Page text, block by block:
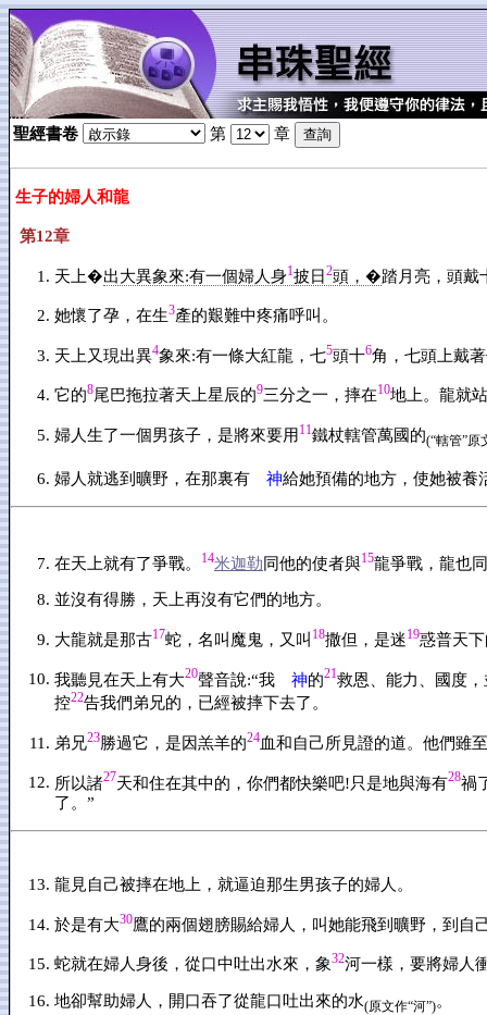
聖經書卷 第 章
生子的婦人和龍
第12章
天上�出大異象來:有一個婦人身1披日2頭，�踏月亮，頭戴
她懷了孕，在生3產的艱難中疼痛呼叫。
天上又現出異4象來:有一條大紅龍，七5頭十6角，七頭上戴
它的8尾巴拖拉著天上星辰的9三分之一，摔在10地上。龍就
婦人生了一個男孩子，是將來要用 11鐵杖轄管萬國的(“轄管”原
婦人就逃到曠野，在那裏有 神給她預備的地方，使她被養
在天上就有了爭戰。 14米迦勒同他的使者與15龍爭戰，龍也
並沒有得勝，天上再沒有它們的地方。
大龍就是那古17蛇，名叫魔鬼，又叫 18撒但，是迷19惑普天
我聽見在天上有大20聲音說:“我 神的21救恩、能力、國度，
控22告我們弟兄的，已經被摔下去了。
弟兄23勝過它，是因羔羊的24血和自己所見證的道。他們雖
所以諸27天和住在其中的，你們都快樂吧!只是地與海有28禍
了。”
龍見自己被摔在地上，就逼迫那生男孩子的婦人。
於是有大30鷹的兩個翅膀賜給婦人，叫她能飛到曠野，到自
蛇就在婦人身後，從口中吐出水來，象32河一樣，要將婦人
地卻幫助婦人，開口吞了從龍口吐出來的水(原文作“河”)。